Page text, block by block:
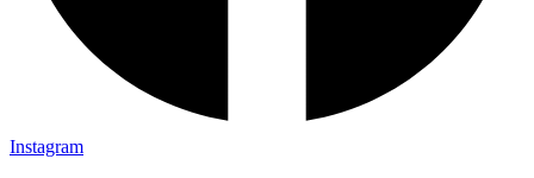
Instagram